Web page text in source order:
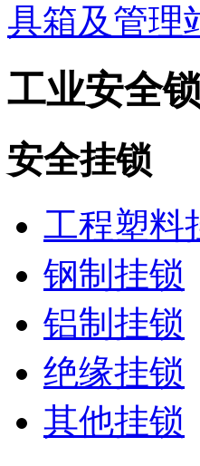
具箱及管理
工业安全
安全挂锁
工程塑料
钢制挂锁
铝制挂锁
绝缘挂锁
其他挂锁